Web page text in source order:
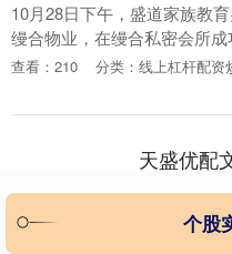
10月28日下午，盛道家族教
缦合物业，在缦合私密会所成
值家庭教育对谈活动。现场，
验，为到场....
查看：210 分类：线上杠杆配资
天盛优配
个股